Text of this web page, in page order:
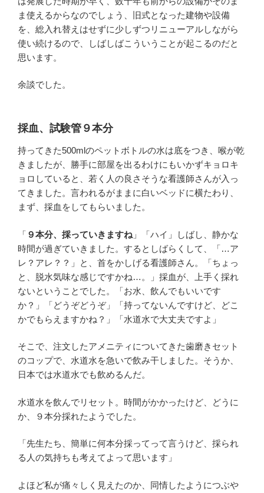
ま使えるからなのでしょう、旧式となった建物や設備
を、総入れ替えはせずに少しずつリニューアルしながら
使い続けるので、しばしばこういうことが起こるのだと
思います。
余談でした。
採血、試験管９本分
持ってきた500mlのペットボトルの水は底をつき、喉が乾
きましたが、勝手に部屋を出るわけにもいかずキョロキ
ョロしていると、若く人の良さそうな看護師さんが入っ
てきました。言われるがままに白いベッドに横たわり、
まず、採血をしてもらいました。
「 ９本分、採っていきますね 」「ハイ」しばし、静かな
時間が過ぎていきました。するとしばらくして、「…ア
レ？アレ？？」と、首をかしげる看護師さん。「ちょっ
と、脱水気味な感じですかね…。」採血が、上手く採れ
ないということでした。「お水、飲んでもいいです
か？」「どうぞどうぞ」「持ってないんですけど、どこ
かでもらえますかね？」「水道水で大丈夫ですよ」
そこで、注文したアメニティについてきた歯磨きセット
のコップで、水道水を急いで飲み干しました。そうか、
日本では水道水でも飲めるんだ。
水道水を飲んでリセット。時間がかかったけど、どうに
か、９本分採れたようでした。
「先生たち、簡単に何本分採ってって言うけど、採られ
る人の気持ちも考えてよって思います」
よほど私が痛々しく見えたのか、同情したようにつぶや